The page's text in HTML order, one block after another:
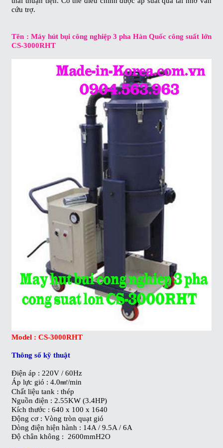
cứu trợ.
Tên : Máy hút bụi công nghiệp 3 pha Hàn Quốc công suất lớn
CS-3000RHT
Model : CS-3000RHT
Thông số kỹ thuật
Điện áp : 220V / 60Hz
Áp lực gió : 4.0㎣/min
Chất liệu tank : thép
Nguồn điện : 2.55KW (3.4HP)
Kích thước : 640 x 100 x 1640
Động cơ : Vòng tròn quạt gió
Dòng điện hiện hành : 14A / 9.5A / 6A
Độ chân không : 2600mmH2O